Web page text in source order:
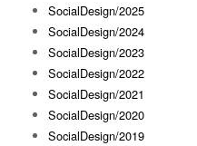
SocialDesign/2025
SocialDesign/2024
SocialDesign/2023
SocialDesign/2022
SocialDesign/2021
SocialDesign/2020
SocialDesign/2019